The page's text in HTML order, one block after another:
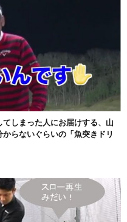
てしまった人にお届けする、山
らないぐらいの「魚突きドリ